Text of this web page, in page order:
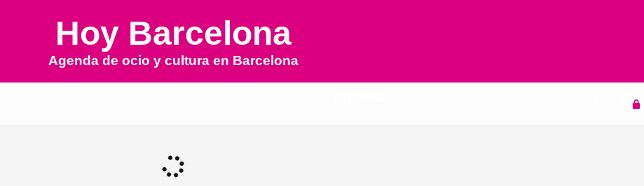
Hoy Barcelona
Agenda de ocio y cultura en Barcelona